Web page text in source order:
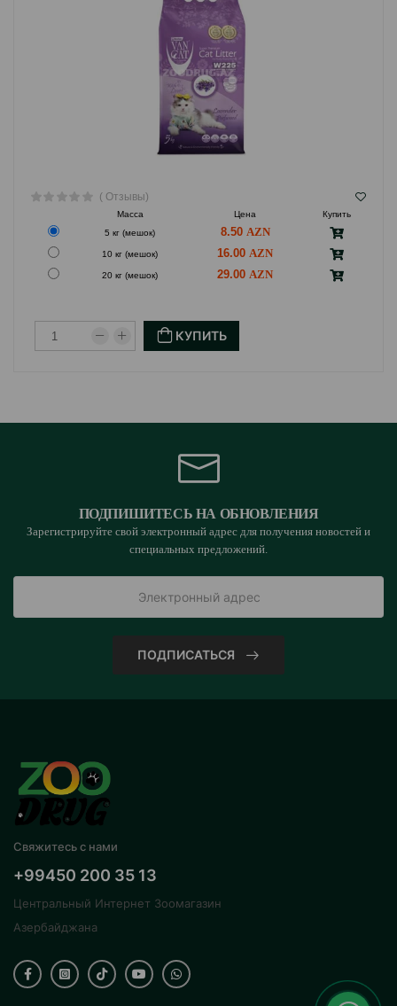
Страна производства: Турция.
( Отзывы)
Масса Цена
Купить
5 кг (мешок)
8.50
10 кг (мешок) 16.00
20 кг (мешок) 29.00
КУПИТЬ
ПОДПИШИТЕСЬ НА ОБНОВЛЕНИЯ
Зарегистрируйте свой электронный адрес для получения новостей и
специальных предложений.
ПОДПИСАТЬСЯ
Свяжитесь с нами
+99450 200 35 13
Центральный Интернет Зоомагазин
Азербайджана